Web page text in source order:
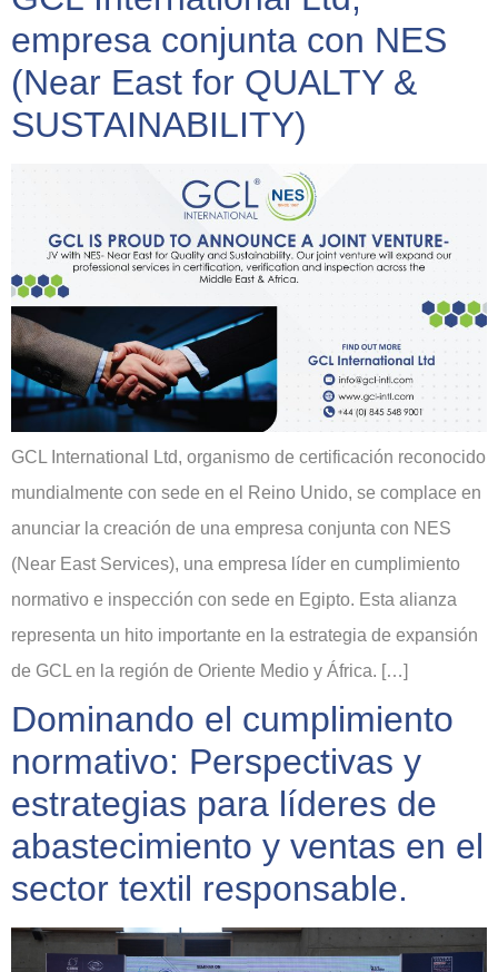
empresa conjunta con NES
(Near East for QUALTY &
SUSTAINABILITY)
GCL International Ltd, organismo de certificación reconocido
mundialmente con sede en el Reino Unido, se complace en
anunciar la creación de una empresa conjunta con NES
(Near East Services), una empresa líder en cumplimiento
normativo e inspección con sede en Egipto. Esta alianza
representa un hito importante en la estrategia de expansión
de GCL en la región de Oriente Medio y África. […]
Dominando el cumplimiento
normativo: Perspectivas y
estrategias para líderes de
abastecimiento y ventas en el
sector textil responsable.